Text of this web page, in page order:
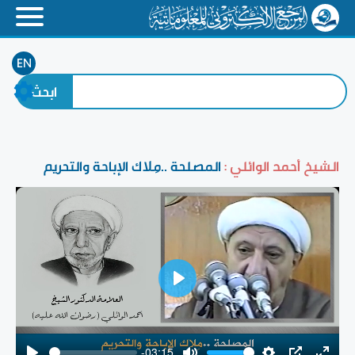
EN
الشيخ أحمد الوائلي :المصلحة ..مِلاك الإباحة والتحريم
-03:15
Play